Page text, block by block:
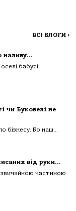
ВСІ БЛОГИ >
наливу…
бабусі
чи Буковелі не
бізнесу. Бо наш...
від руки…
звичайною частиною